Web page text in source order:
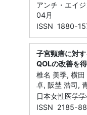
アンチ・エイ
04月
ISSN 1880-
子宮頸癌に対
QOLの改善を
椎名 美季, 横
卓, 阪埜 浩司,
日本女性医学
ISSN 2185-